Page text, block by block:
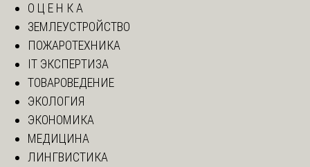
О Ц Е Н К А
ЗЕМЛЕУСТРОЙСТВО
ПОЖАРОТЕХНИКА
IT ЭКСПЕРТИЗА
ТОВАРОВЕДЕНИЕ
ЭКОЛОГИЯ
ЭКОНОМИКА
МЕДИЦИНА
ЛИНГВИСТИКА